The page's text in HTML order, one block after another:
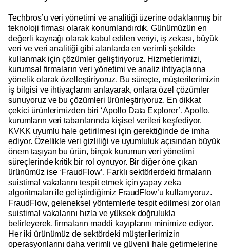
Techbros’u veri yönetimi ve analitiği üzerine odaklanmış bir
teknoloji firması olarak konumlandırdık. Günümüzün en
değerli kaynağı olarak kabul edilen veriyi, iş zekası, büyük
veri ve veri analitiği gibi alanlarda en verimli şekilde
kullanmak için çözümler geliştiriyoruz. Hizmetlerimizi,
kurumsal firmaların veri yönetimi ve analiz ihtiyaçlarına
yönelik olarak özelleştiriyoruz. Bu süreçte, müşterilerimizin
iş bilgisi ve ihtiyaçlarını anlayarak, onlara özel çözümler
sunuyoruz ve bu çözümleri ürünleştiriyoruz. En dikkat
çekici ürünlerimizden biri ‘Apollo Data Explorer’. Apollo,
kurumların veri tabanlarında kişisel verileri keşfediyor.
KVKK uyumlu hale getirilmesi için gerektiğinde de imha
ediyor. Özellikle veri gizliliği ve uyumluluk açısından büyük
önem taşıyan bu ürün, birçok kurumun veri yönetimi
süreçlerinde kritik bir rol oynuyor. Bir diğer öne çıkan
ürünümüz ise ‘FraudFlow’. Farklı sektörlerdeki firmaların
suistimal vakalarını tespit etmek için yapay zeka
algoritmaları ile geliştirdiğimiz FraudFlow’u kullanıyoruz.
FraudFlow, geleneksel yöntemlerle tespit edilmesi zor olan
suistimal vakalarını hızla ve yüksek doğrulukla
belirleyerek, firmaların maddi kayıplarını minimize ediyor.
Her iki ürünümüz de sektördeki müşterilerimizin
operasyonlarını daha verimli ve güvenli hale getirmelerine